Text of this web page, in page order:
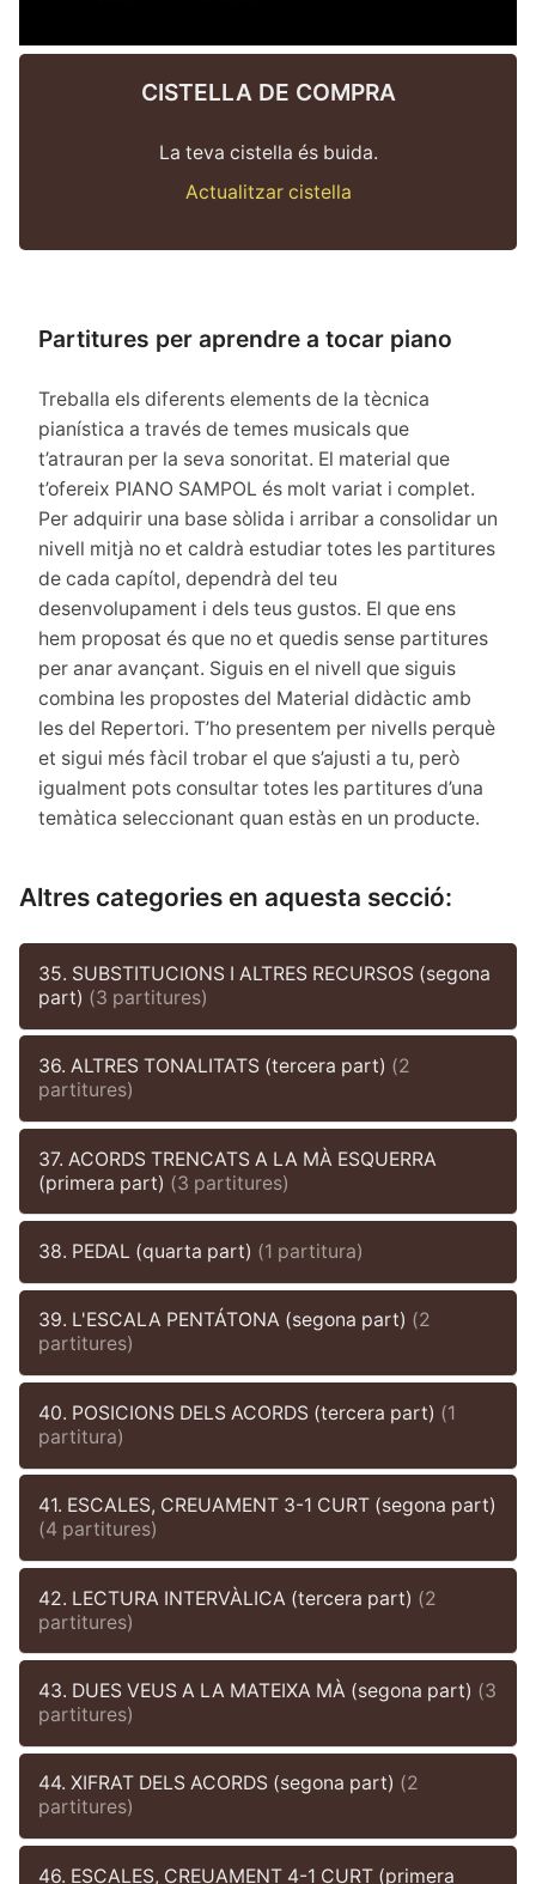
CISTELLA DE COMPRA
La teva cistella és buida.
Actualitzar cistella
Partitures per aprendre a tocar piano
Treballa els diferents elements de la tècnica
pianística a través de temes musicals que
t’atrauran per la seva sonoritat. El material que
t’ofereix PIANO SAMPOL és molt variat i complet.
Per adquirir una base sòlida i arribar a consolidar un
nivell mitjà no et caldrà estudiar totes les partitures
de cada capítol, dependrà del teu
desenvolupament i dels teus gustos. El que ens
hem proposat és que no et quedis sense partitures
per anar avançant. Siguis en el nivell que siguis
combina les propostes del Material didàctic amb
les del Repertori. T’ho presentem per nivells perquè
et sigui més fàcil trobar el que s’ajusti a tu, però
igualment pots consultar totes les partitures d’una
temàtica seleccionant quan estàs en un producte.
Altres categories en aquesta secció:
35. SUBSTITUCIONS I ALTRES RECURSOS (segona
part) (3 partitures)
36. ALTRES TONALITATS (tercera part) (2
partitures)
37. ACORDS TRENCATS A LA MÀ ESQUERRA
(primera part) (3 partitures)
38. PEDAL (quarta part) (1 partitura)
39. L'ESCALA PENTÁTONA (segona part) (2
partitures)
40. POSICIONS DELS ACORDS (tercera part) (1
partitura)
41. ESCALES, CREUAMENT 3-1 CURT (segona part)
(4 partitures)
42. LECTURA INTERVÀLICA (tercera part) (2
partitures)
43. DUES VEUS A LA MATEIXA MÀ (segona part) (3
partitures)
44. XIFRAT DELS ACORDS (segona part) (2
partitures)
46. ESCALES, CREUAMENT 4-1 CURT (primera